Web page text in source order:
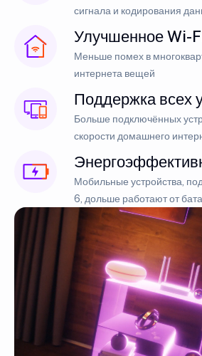
сигнала и кодирования
Улучшенное Wi-
Меньше помех в
интернета вещей
Поддержка всех
Больше подключённых
скорости домашнего
Мобильные устройства,
6, дольше работают от